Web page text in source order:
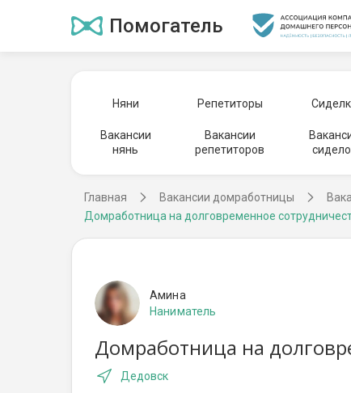
Помогатель
Няни Репетиторы
Вакансии
нянь
Вакансии
репетиторов
Главная Вакансии домработницы
Домработница на долговременное
Амина
Наниматель
Домработница на
Дедовск